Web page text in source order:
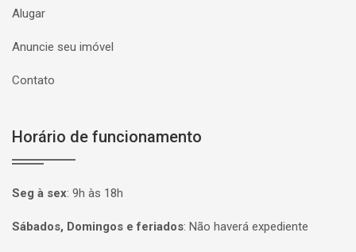
Alugar
Anuncie seu imóvel
Contato
Horário de funcionamento
Seg à sex: 9h às 18h
Sábados, Domingos e feriados: Não haverá expediente